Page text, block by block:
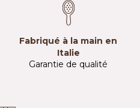
Fabriqué à la main en
Italie
Garantie de qualité